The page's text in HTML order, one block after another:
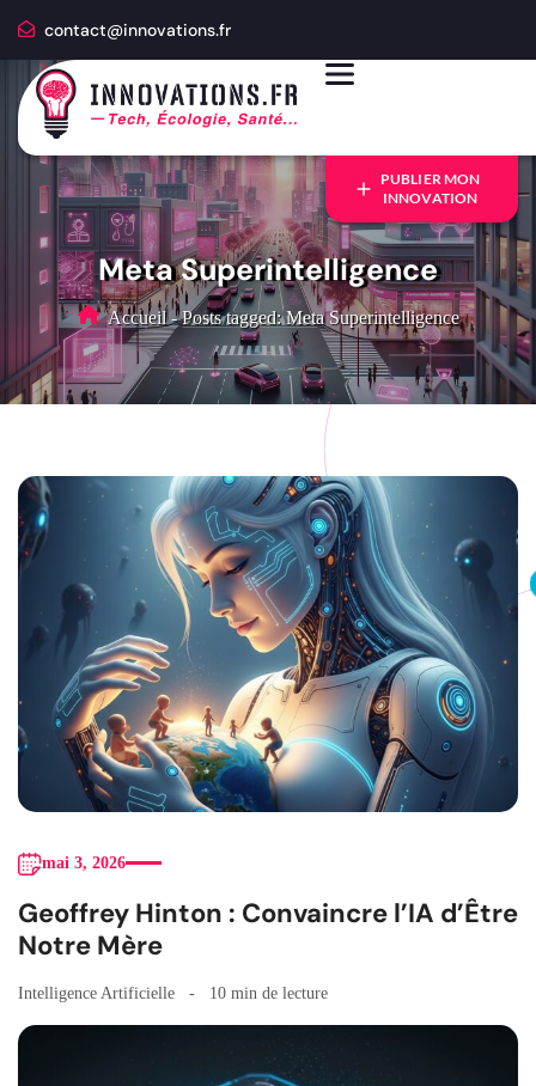
contact@innovations.fr
PUBLIER MON
INNOVATION
Meta Superintelligence
Accueil - Posts tagged: Meta Superintelligence
mai 3, 2026
Geoffrey Hinton : Convaincre l’IA d’Être
Notre Mère
Intelligence Artificielle 10 min de lecture